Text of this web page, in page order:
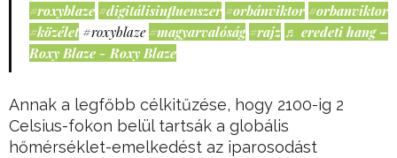
#roxyblaze #digitálisinfluenszer #orbánviktor #orbanviktor
#közélet #roxyblaze #magyarvalóság #rajz ♬ eredeti hang –
Roxy Blaze - Roxy Blaze
Annak a legfőbb célkitűzése, hogy 2100-ig 2
Celsius-fokon belül tartsák a globális
hőmérséklet-emelkedést az iparosodást